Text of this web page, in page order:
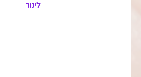
לינור